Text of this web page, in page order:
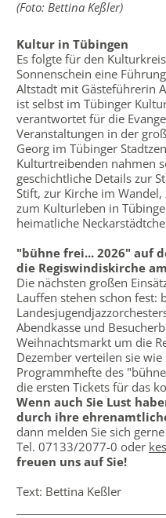
(Foto: Bettina Keßler)
Kultur in Tübingen
Es folgte für den
Sonnenschein eine
Altstadt mit Gästeführerin
ist selbst im Tübinger
verantwortet für die
Veranstaltungen in der
Georg im Tübinger
Kulturtreibenden nahmen
geschichtliche Details zur
Stift, zur Kirche im
zum Kulturleben in
heimatliche
"bühne frei... 2026" auf
die Regiswindiskirche
Die nächsten großen
Lauffen stehen schon fest:
Abendkasse und
Weihnachtsmarkt um die
Dezember verteilen sie
Programmhefte des
die ersten Tickets für das
Wenn auch Sie Lust
durch ihre
dann melden Sie sich
Tel. 07133/2077-0 oder
freuen uns auf Sie!
Text: Bettina Keßler